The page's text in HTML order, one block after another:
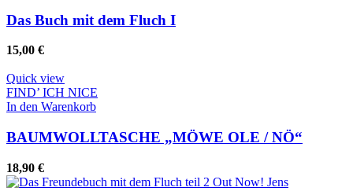
Das Buch mit dem Fluch I
15,00 €
Quick view
FIND’ ICH NICE
In den Warenkorb
BAUMWOLLTASCHE „MÖWE OLE / NÖ“
18,90 €